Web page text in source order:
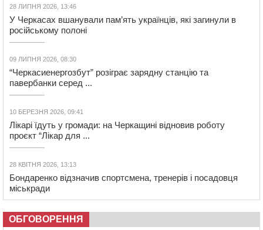
28 ЛИПНЯ 2026, 13:46
У Черкасах вшанували пам’ять українців, які загинули в
російському полоні
09 ЛИПНЯ 2026, 08:30
“Черкасиенергозбут” розіграє зарядну станцію та
павербанки серед ...
10 БЕРЕЗНЯ 2026, 09:41
Лікарі їдуть у громади: на Черкащині відновив роботу
проєкт “Лікар для ...
28 КВІТНЯ 2026, 13:13
Бондаренко відзначив спортсмена, тренерів і посадовця
міськради
ОБГОВОРЕННЯ